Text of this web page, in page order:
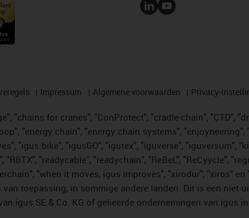
Impressum Algemene voorwaarden Privacy-
"chains for cranes", "ConProtect", "cradle-chain", "CTD",
"energy chain", "energy chain systems",
"igus:bike", "igusGO", "igutex", "iguverse", "iguversum",
"readycable", "readychain", "ReBeL", "ReCyycle",
"when it moves, igus improves", "xirodur", "xiros"
toepassing, in sommige andere landen. Dit is een
igus SE & Co. KG of gelieerde ondernemingen van igus